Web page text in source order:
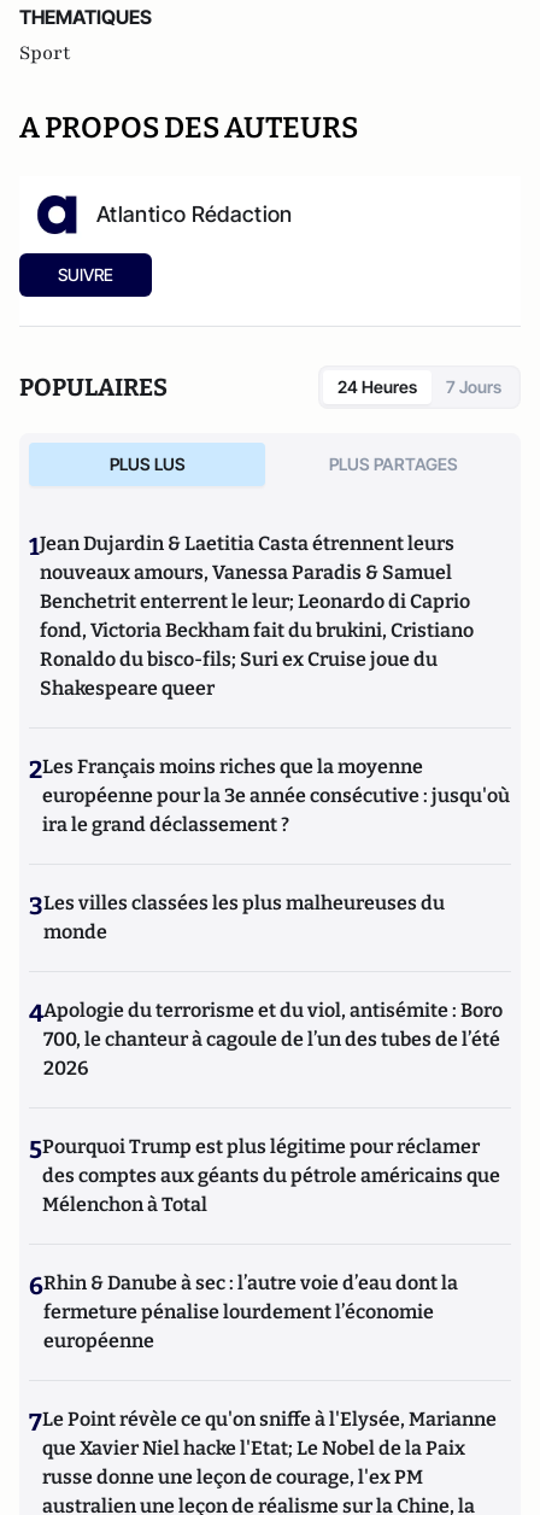
THEMATIQUES
Sport
A PROPOS DES AUTEURS
Atlantico Rédaction
SUIVRE
POPULAIRES 24 Heures 7 Jours
PLUS LUS PLUS PARTAGES
1Jean Dujardin & Laetitia Casta étrennent leurs
nouveaux amours, Vanessa Paradis & Samuel
Benchetrit enterrent le leur; Leonardo di Caprio
fond, Victoria Beckham fait du brukini, Cristiano
Ronaldo du bisco-fils; Suri ex Cruise joue du
Shakespeare queer
2Les Français moins riches que la moyenne
européenne pour la 3e année consécutive : jusqu'où
ira le grand déclassement ?
3Les villes classées les plus malheureuses du
monde
4Apologie du terrorisme et du viol, antisémite : Boro
700, le chanteur à cagoule de l’un des tubes de l’été
2026
5Pourquoi Trump est plus légitime pour réclamer
des comptes aux géants du pétrole américains que
Mélenchon à Total
6Rhin & Danube à sec : l’autre voie d’eau dont la
fermeture pénalise lourdement l’économie
européenne
7Le Point révèle ce qu'on sniffe à l'Elysée, Marianne
que Xavier Niel hacke l'Etat; Le Nobel de la Paix
russe donne une leçon de courage, l'ex PM
australien une leçon de réalisme sur la Chine, la